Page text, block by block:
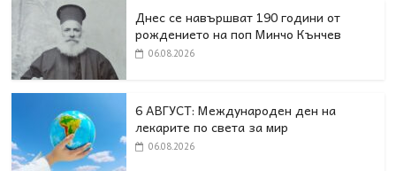
Днес се навършват 190 години от
рождението на поп Минчо Кънчев
06.08.2026
6 АВГУСТ: Международен ден на
лекарите по света за мир
06.08.2026